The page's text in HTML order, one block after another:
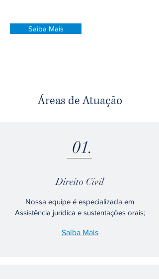
Saiba Mais
Áreas de Atuação
01.
Direito Civil
Nossa equipe é especializada em
Assistência jurídica e sustentações orais;
Saiba Mais